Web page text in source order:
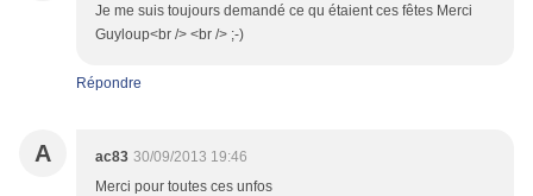
Je me suis toujours demandé ce qu étaient ces fêtes Merci
Guyloup<br /> <br /> ;-)
Répondre
A ac83 30/09/2013 19:46
Merci pour toutes ces unfos